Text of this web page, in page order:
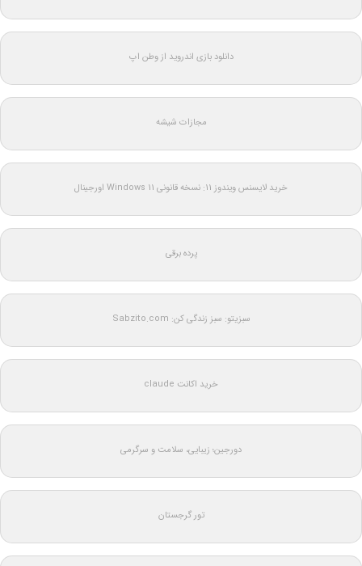
دانلود بازی اندروید از وطن اپ
مجازات شیشه
خرید لایسنس ویندوز 11: نسخه قانونی Windows 11 اورجینال
پرده برقی
سبزیتو: سبز زندگی کن: Sabzito.com
خرید اکانت claude
دورجین؛ زیبایی، سلامت و سرگرمی
تور گرجستان